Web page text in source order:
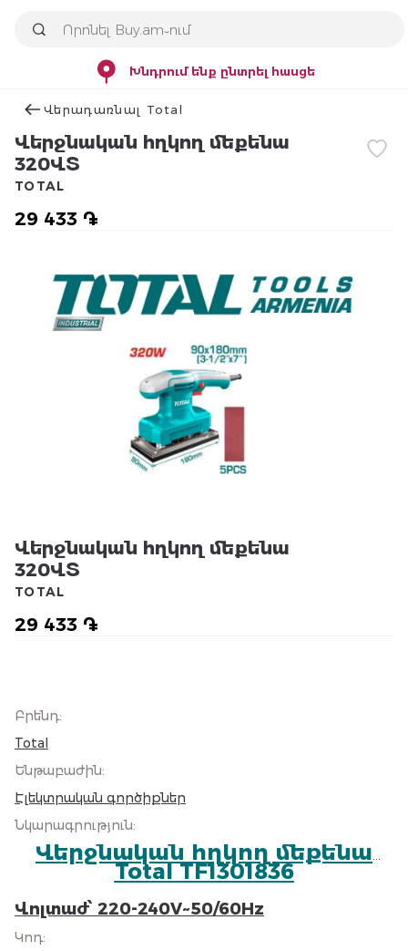
Խնդրում ենք ընտրել հասցե
Վերադառնալ Total
Վերջնական հղկող մեքենա
320ՎՏ
29 433 ֏
TOTAL
Վերջնական հղկող մեքենա
320ՎՏ
29 433 ֏
TOTAL
Բրենդ:
Total
Ենթաբաժին:
Էլեկտրական գործիքներ
Նկարագրություն:
Վերջնական հղկող մեքենա
TotalTF1301836
Վոլտաժ՝ 220-240V~50/60Hz
Մուտքային հզորություն՝ 320Վտ
Կոդ: